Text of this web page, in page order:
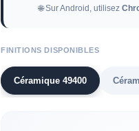
🌐 Sur Android, utilisez
FINITIONS DISPONIBLES
Céramique 49400